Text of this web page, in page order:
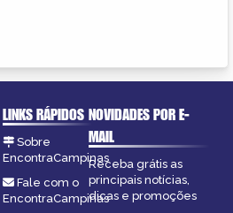
LINKS RÁPIDOS
Sobre
EncontraCampinas
Fale com o
EncontraCampinas
NOVIDADES POR E-
MAIL
Receba grátis as
principais notícias,
dicas e promoções